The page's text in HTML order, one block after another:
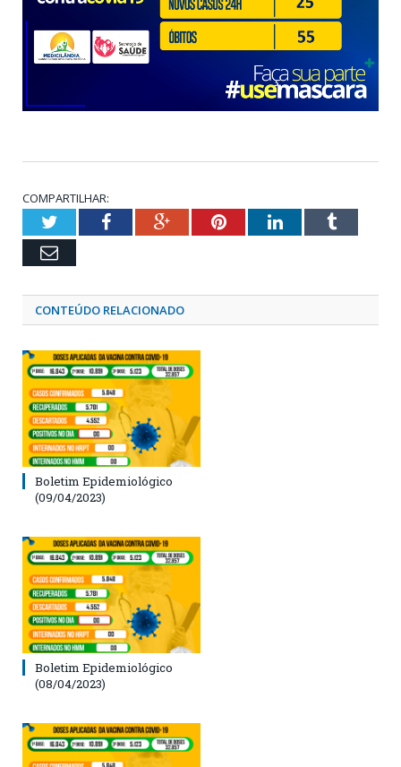
COMPARTILHAR:
TwitterFacebookGoogle+PinterestLinkedInTumblr
Email
CONTEÚDO RELACIONADO
Boletim Epidemiológico
(09/04/2023)
Boletim Epidemiológico
(08/04/2023)